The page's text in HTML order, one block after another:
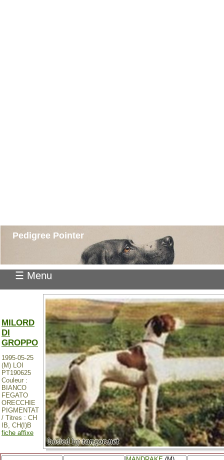
Pedigree Pointer
☰ Menu
MILORD
DI
GROPPO
1995-05-25
(M) LOI
PT190625
Couleur :
BIANCO
FEGATO
ORECCHIE
PIGMENTAT
/ Titres : CH
IB, CH(I)B
fiche affixe